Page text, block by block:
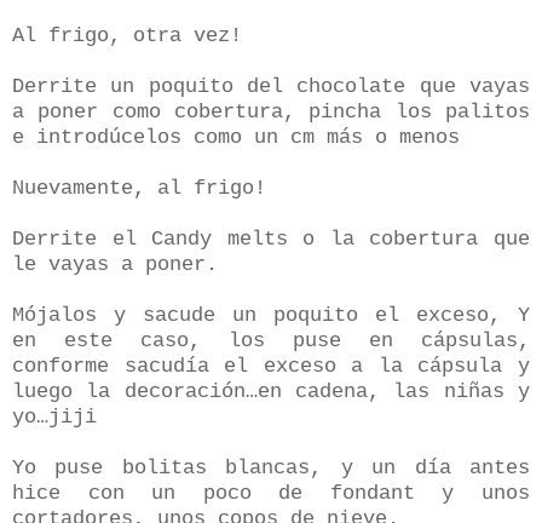
Al frigo, otra vez!
Derrite un poquito del chocolate que vayas
a poner como cobertura, pincha los palitos
e introdúcelos como un cm más o menos
Nuevamente, al frigo!
Derrite el Candy melts o la cobertura que
le vayas a poner.
Mójalos y sacude un poquito el exceso, Y
en este caso, los puse en cápsulas,
conforme sacudía el exceso a la cápsula y
luego la decoración…en cadena, las niñas y
yo…jiji
Yo puse bolitas blancas, y un día antes
hice con un poco de fondant y unos